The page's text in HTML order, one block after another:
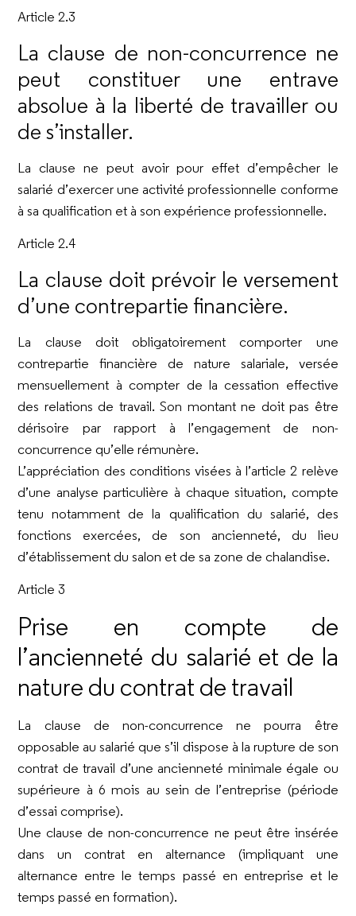
Article 2.3
La clause de non-concurrence ne
peut constituer une entrave
absolue à la liberté de travailler ou
de s’installer.
La clause ne peut avoir pour effet d’empêcher le
salarié d’exercer une activité professionnelle conforme
à sa qualification et à son expérience professionnelle.
Article 2.4
La clause doit prévoir le versement
d’une contrepartie financière.
La clause doit obligatoirement comporter une
contrepartie financière de nature salariale, versée
mensuellement à compter de la cessation effective
des relations de travail. Son montant ne doit pas être
dérisoire par rapport à l’engagement de non-
concurrence qu’elle rémunère.
L’appréciation des conditions visées à l’article 2 relève
d’une analyse particulière à chaque situation, compte
tenu notamment de la qualification du salarié, des
fonctions exercées, de son ancienneté, du lieu
d’établissement du salon et de sa zone de chalandise.
Article 3
Prise en compte de
l’ancienneté du salarié et de la
nature du contrat de travail
La clause de non-concurrence ne pourra être
opposable au salarié que s’il dispose à la rupture de son
contrat de travail d’une ancienneté minimale égale ou
supérieure à 6 mois au sein de l’entreprise (période
d’essai comprise).
Une clause de non-concurrence ne peut être insérée
dans un contrat en alternance (impliquant une
alternance entre le temps passé en entreprise et le
temps passé en formation).